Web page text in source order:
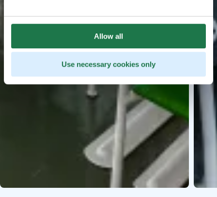
Allow all
Use necessary cookies only